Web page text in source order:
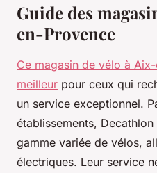
Guide des
en-Provence
Ce magasin de vélo à
meilleur pour ceux qui
un service exceptionnel.
établissements,
gamme variée de vélos,
électriques. Leur service